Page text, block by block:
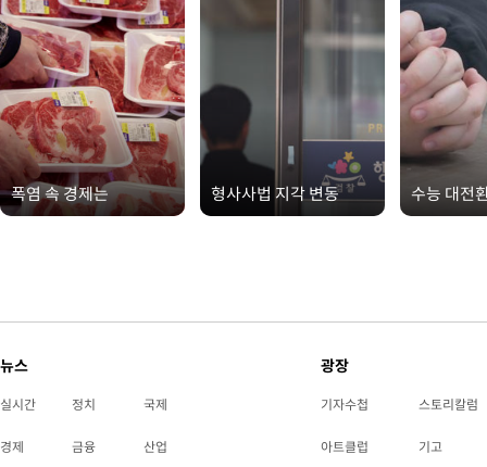
폭염 속 경제는 형사사법 지각 변동 수능 대전
뉴스
실시간 정치 국제
경제 금융 산업
광장
기자수첩 스토리칼럼
아트클럽 기고